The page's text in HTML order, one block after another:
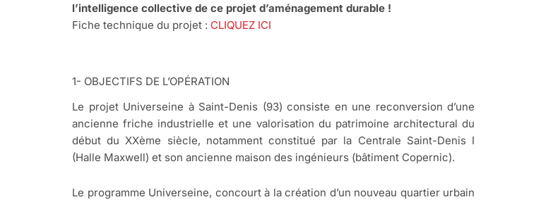
l’intelligence collective de ce projet d’aménagement durable !
Fiche technique du projet : CLIQUEZ ICI
1- OBJECTIFS DE L’OPÉRATION
Le projet Universeine à Saint-Denis (93) consiste en une reconversion d’une
ancienne friche industrielle et une valorisation du patrimoine architectural du
début du XXème siècle, notamment constitué par la Centrale Saint-Denis I
(Halle Maxwell) et son ancienne maison des ingénieurs (bâtiment Copernic).
Le programme Universeine, concourt à la création d’un nouveau quartier urbain